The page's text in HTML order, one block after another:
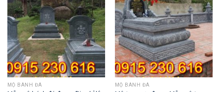
MỘ BÀNH ĐÁ MỘ BÀNH ĐÁ